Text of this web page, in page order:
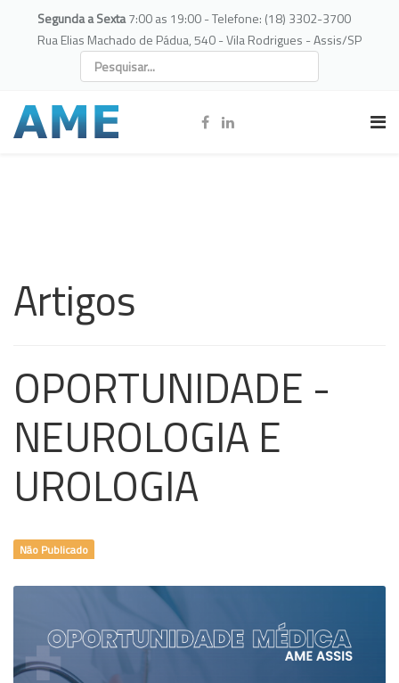
Segunda a Sexta7:00 as 19:00 - Telefone: (18) 3302-3700
Rua Elias Machado de Pádua, 540 - Vila Rodrigues - Assis/SP
Artigos
OPORTUNIDADE -
NEUROLOGIA E
UROLOGIA
Não Publicado